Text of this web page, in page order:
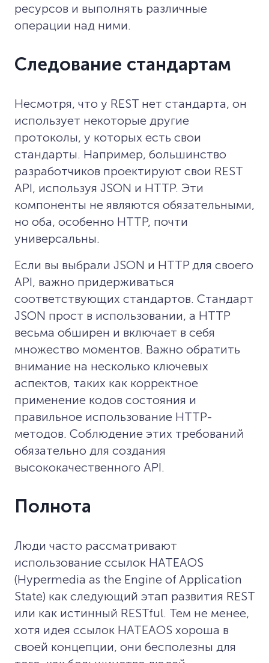
ресурсов и выполнять различные
операции над ними.
Следование стандартам
Несмотря, что у REST нет стандарта, он
использует некоторые другие
протоколы, у которых есть свои
стандарты. Например, большинство
разработчиков проектируют свои REST
API, используя JSON и HTTP. Эти
компоненты не являются обязательными,
но оба, особенно HTTP, почти
универсальны.
Если вы выбрали JSON и HTTP для своего
API, важно придерживаться
соответствующих стандартов. Стандарт
JSON прост в использовании, а HTTP
весьма обширен и включает в себя
множество моментов. Важно обратить
внимание на несколько ключевых
аспектов, таких как корректное
применение кодов состояния и
правильное использование HTTP-
методов. Соблюдение этих требований
обязательно для создания
высококачественного API.
Полнота
Люди часто рассматривают
использование ссылок HATEAOS
(Hypermedia as the Engine of Application
State) как следующий этап развития REST
или как истинный RESTful. Тем не менее,
хотя идея ссылок HATEAOS хороша в
своей концепции, они бесполезны для